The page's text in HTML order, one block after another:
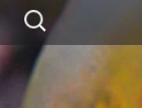
検
索:
コ
ン
ツ
に